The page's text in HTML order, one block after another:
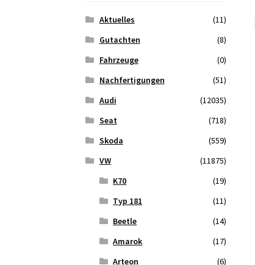
Aktuelles
(11)
Gutachten
(8)
Fahrzeuge
(0)
Nachfertigungen
(51)
Audi
(12035)
Seat
(718)
Skoda
(559)
VW
(11875)
K70
(19)
Typ 181
(11)
Beetle
(14)
Amarok
(17)
Arteon
(6)